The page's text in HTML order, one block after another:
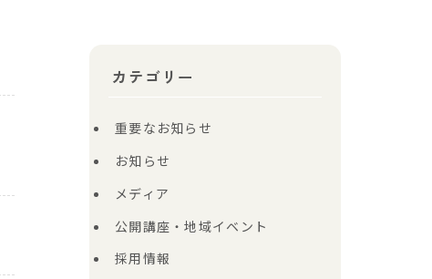
カテゴリー
重要なお知らせ
お知らせ
メディア
公開講座・地域イベント
採用情報